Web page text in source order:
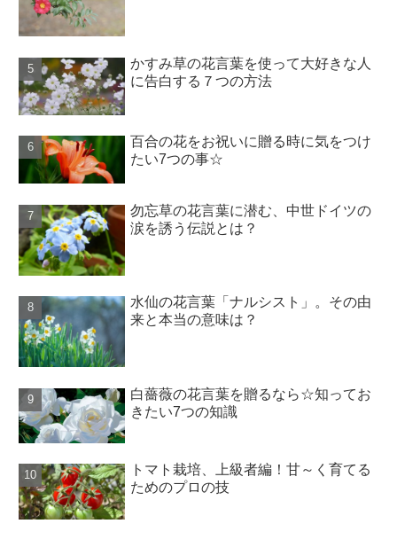
かすみ草の花言葉を使って大好きな人
に告白する７つの方法
百合の花をお祝いに贈る時に気をつけ
たい7つの事☆
勿忘草の花言葉に潜む、中世ドイツの
涙を誘う伝説とは？
水仙の花言葉「ナルシスト」。その由
来と本当の意味は？
白薔薇の花言葉を贈るなら☆知ってお
きたい7つの知識
トマト栽培、上級者編！甘～く育てる
ためのプロの技